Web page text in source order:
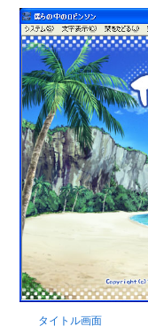
タイトル画面